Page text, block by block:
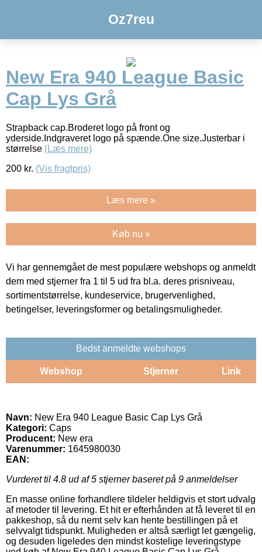
Oz7reu
New Era 940 League Basic
Cap Lys Grå
Strapback cap.Broderet logo på front og
yderside.Indgraveret logo på spænde.One size.Justerbar i
størrelse (Læs mere)
200 kr. (Vis fragtpris)
Læs mere »
Køb nu »
Vi har gennemgået de mest populære webshops og anmeldt
dem med stjerner fra 1 til 5 ud fra bl.a. deres prisniveau,
sortimentstørrelse, kundeservice, brugervenlighed,
betingelser, leveringsformer og betalingsmuligheder.
Bedst anmeldte webshops
Webshop Stjerner Link
Navn: New Era 940 League Basic Cap Lys Grå
Kategori: Caps
Producent: New era
Varenummer: 1645980030
EAN:
Vurderet til 4.8 ud af 5 stjerner baseret på 9 anmeldelser
En masse online forhandlere tildeler heldigvis et stort udvalg
af metoder til levering. Et hit er efterhånden at få leveret til en
pakkeshop, så du nemt selv kan hente bestillingen på et
selvvalgt tidspunkt. Muligheden er altså særligt let gængelig,
og desuden ligeledes den mindst kostelige leveringstype